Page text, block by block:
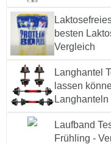
besten
Vergleich
Langhantel
lassen
Laufband
Frühling -